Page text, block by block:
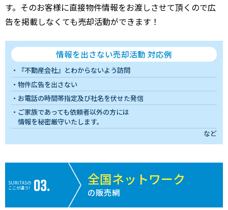
す。そのお客様に直接物件情報をお渡しさせて頂くので広
告を掲載しなくても売却活動ができます！
情報を出さない売却活動 対応例
『不動産会社』とわからないよう訪問
物件広告を出さない
お電話の時間帯指定及び社名を伏せた発信
ご家族であっても依頼者以外の方には
情報を秘密厳守いたします。
など
SUMiTASの
ここが違う!
全国ネットワーク
の販売網